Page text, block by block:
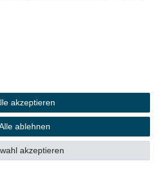
akzeptieren
ablehnen
akzeptieren